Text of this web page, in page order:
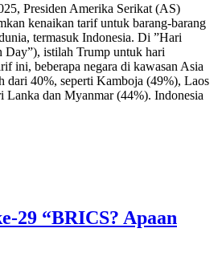
Presiden Amerika Serikat (AS)
kenaikan tarif untuk barang-barang
termasuk Indonesia. Di ”Hari
Day”), istilah Trump untuk hari
ini, beberapa negara di kawasan Asia
dari 40%, seperti Kamboja (49%), Laos
Lanka dan Myanmar (44%). Indonesia
29 “BRICS? Apaan